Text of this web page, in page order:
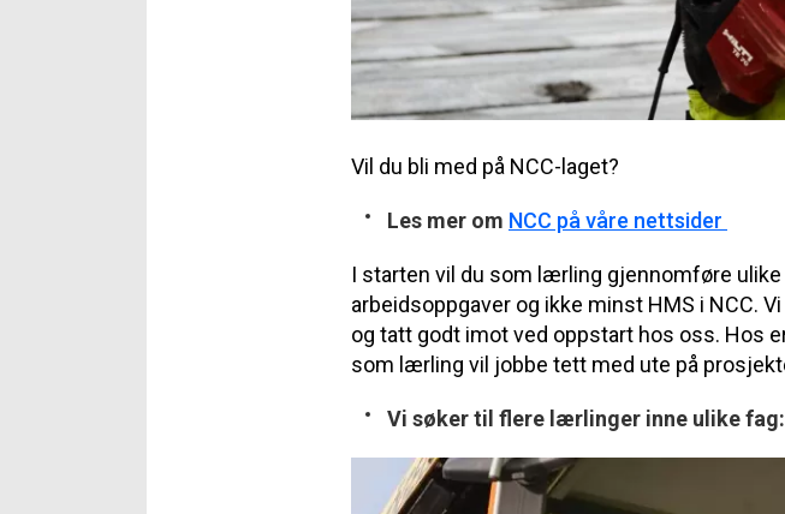
Vil du bli med på NCC-laget?
Les mer om NCC på våre nettsider
I starten vil du som lærling gjennomføre
arbeidsoppgaver og ikke minst HMS i NCC.
og tatt godt imot ved oppstart hos oss. Hos
som lærling vil jobbe tett med ute på
Vi søker til flere lærlinger inne ulike fag: